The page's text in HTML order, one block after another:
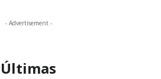
- Advertisement -
Últimas